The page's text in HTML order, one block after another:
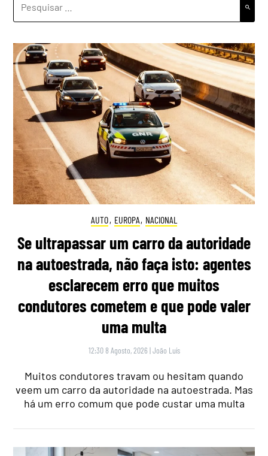
AUTO, EUROPA, NACIONAL
Se ultrapassar um carro da autoridade
na autoestrada, não faça isto: agentes
esclarecem erro que muitos
condutores cometem e que pode valer
uma multa
12:30 8 Agosto, 2026 |João Luís
Muitos condutores travam ou hesitam quando
veem um carro da autoridade na autoestrada. Mas
há um erro comum que pode custar uma multa